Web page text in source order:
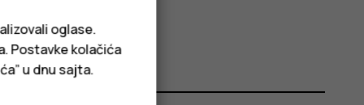
oglase.
Postavke kolačića
u dnu sajta.